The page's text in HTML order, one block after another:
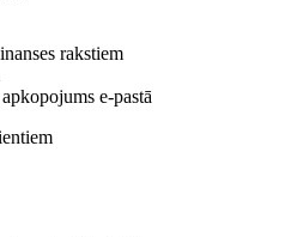
rakstiem
e-pastā